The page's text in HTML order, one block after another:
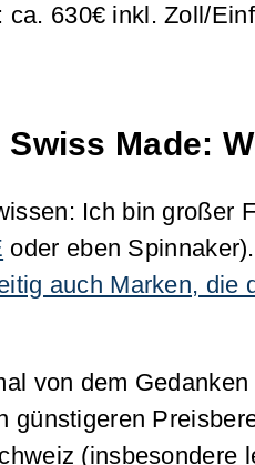
ca. 630€ inkl. Zoll/
Made:
Ich bin großer
oder eben
auch Marken, die
von dem
günstigeren
(insbesondere